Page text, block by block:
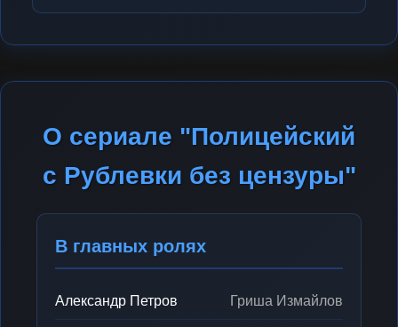
О сериале "Полицейский
с Рублевки без цензуры"
В главных ролях
Александр Петров Гриша Измайлов